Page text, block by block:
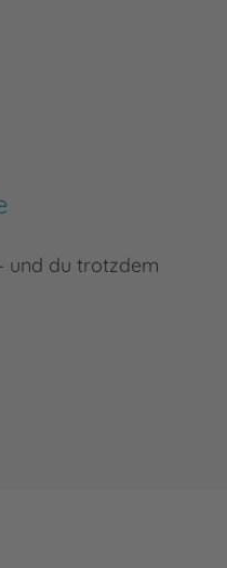
und du trotzdem